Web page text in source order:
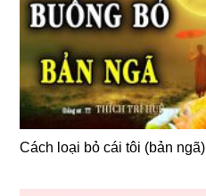
Cách loại bỏ cái tôi (bản ngã)